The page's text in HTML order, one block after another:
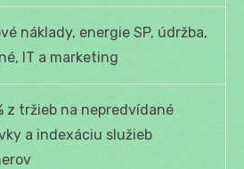
náklady, energie SP, údržba,
IT a marketing
z tržieb na nepredvídané
a indexáciu služieb